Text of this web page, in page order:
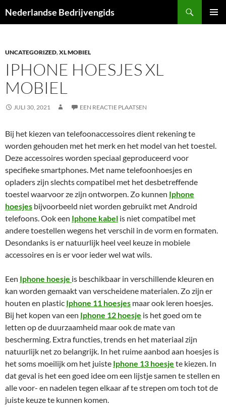
naar
Nederlandse Bedrijvengids
UNCATEGORIZED,XL MOBIEL
IPHONE HOESJES XL
MOBIEL
JULI 30, 2021 EEN REACTIE PLAATSEN
Bij het kiezen van telefoonaccessoires dient rekening te
worden gehouden met het merk en het model van het toestel.
Deze accessoires worden speciaal geproduceerd voor
specifieke smartphones. Met name telefoonhoesjes en
opladers zijn slechts compatibel met het desbetreffende
toestel waarvoor ze zijn ontworpen. Zo kunnen Iphone
hoesjes bijvoorbeeld niet worden gebruikt met Android
telefoons. Ook een Iphone kabel is niet compatibel met
andere toestellen wegens het verschil in de vorm en formaten.
Desondanks is er natuurlijk heel veel keuze in mobiele
accessoires en is er voor ieder wel wat wils.
Een Iphone hoesje is beschikbaar in verschillende kleuren en
kan worden gemaakt van verscheidene materialen. Zo zijn er
houten en plastic Iphone 11 hoesjes maar ook leren hoesjes.
Bij het kopen van een Iphone 12 hoesje is het goed om te
letten op de duurzaamheid maar ook de mate van
bescherming. Extra functies, trends en het materiaal zijn
natuurlijk net zo belangrijk. In het ruime aanbod aan hoesjes is
het soms moeilijk om het juiste Iphone 13 hoesje te kiezen. In
dat geval is het een goed idee om een lijstje samen te stellen en
alle voor- en nadelen tegen elkaar af te strepen om toch tot de
juiste keuze te kunnen komen.